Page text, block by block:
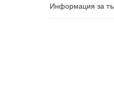
Информация за